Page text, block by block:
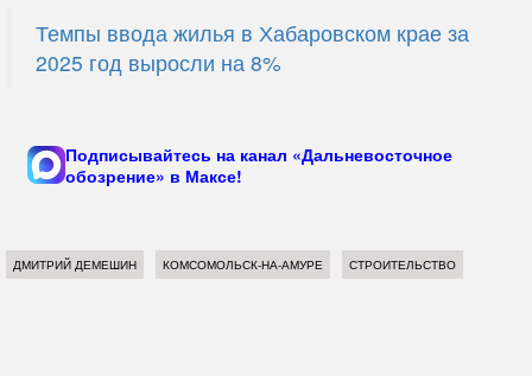
Темпы ввода жилья в Хабаровском крае за
2025 год выросли на 8%
Подписывайтесь на канал «Дальневосточное
обозрение» в Максе!
ДМИТРИЙ ДЕМЕШИН КОМСОМОЛЬСК-НА-АМУРЕ СТРОИТЕЛЬСТВО